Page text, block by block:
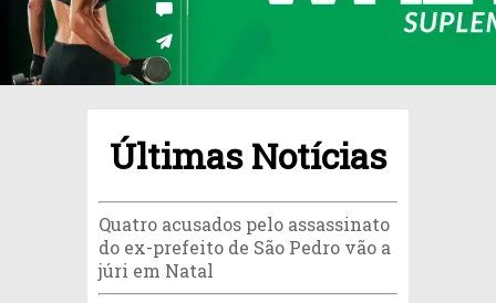
Últimas Notícias
Quatro acusados pelo assassinato
do ex-prefeito de São Pedro vão a
júri em Natal